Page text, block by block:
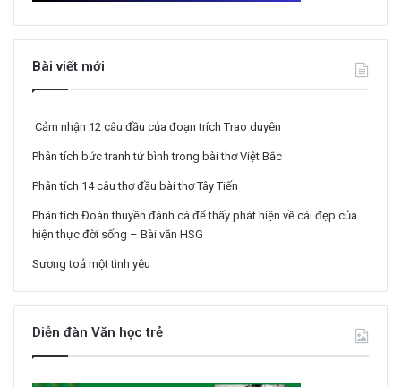
Bài viết mới
Cảm nhận 12 câu đầu của đoạn trích Trao duyên
Phân tích bức tranh tứ bình trong bài thơ Việt Bắc
Phân tích 14 câu thơ đầu bài thơ Tây Tiến
Phân tích Đoàn thuyền đánh cá để thấy phát hiện về cái đẹp của
hiện thực đời sống – Bài văn HSG
Sương toả một tình yêu
Diễn đàn Văn học trẻ